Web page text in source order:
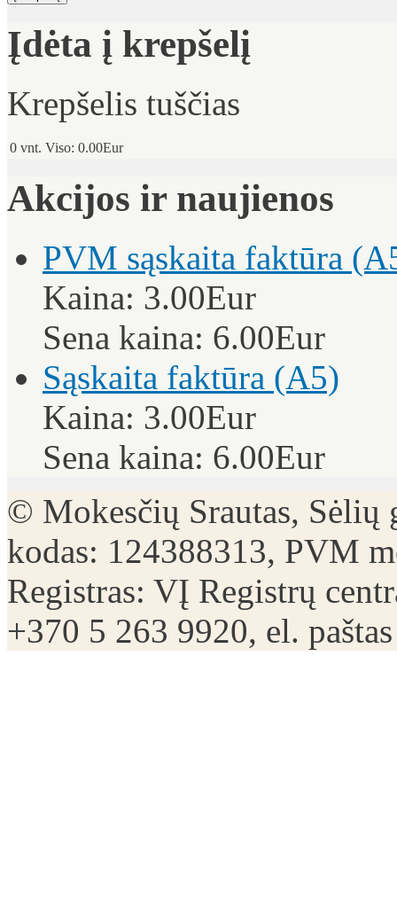
Įdėta į krepšelį
Krepšelis tuščias
0 vnt. Viso: 0.00Eur
Akcijos ir naujienos
PVM sąskaita faktūra
Kaina: 3.00Eur
Sena kaina: 6.00Eur
Sąskaita faktūra (A5)
Kaina: 3.00Eur
Sena kaina: 6.00Eur
© Mokesčių Srautas, Sėlių
kodas: 124388313, PVM
Registras: VĮ Registrų
+370 5 263 9920, el.